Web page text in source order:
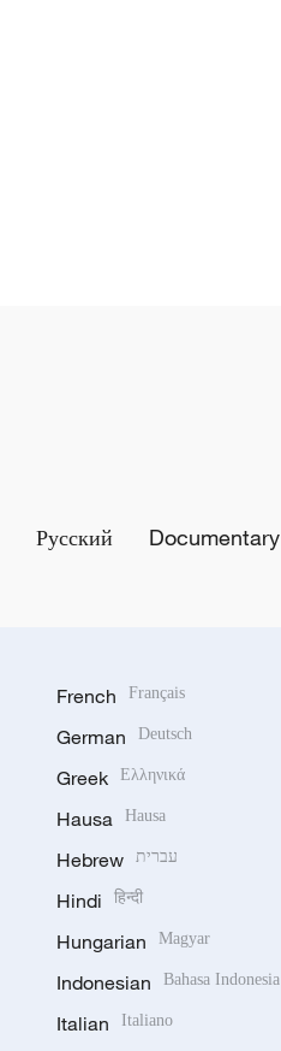
Русский Documentary
French Français
German Deutsch
Greek Ελληνικά
Hausa Hausa
Hebrew עברית
Hindi हिन्दी
Hungarian Magyar
Indonesian Bahasa Indonesia
Italian Italiano